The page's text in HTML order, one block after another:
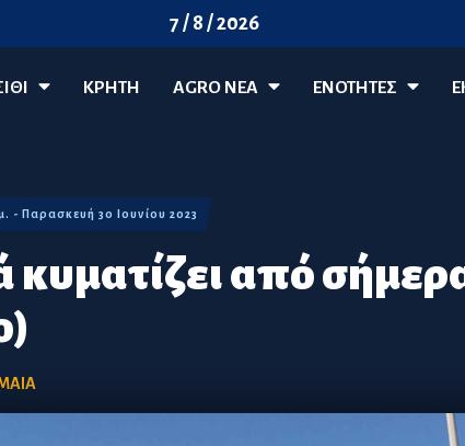
7 / 8 / 2026
ΚΡΗΤΗ AGRO ΝΈΑ ΕΝΟΤΗΤΕΣ
κυματίζει από
- Παρασκευή 30 Ιουνίου 2023